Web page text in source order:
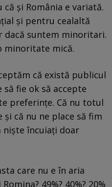
și România e variată.
și pentru cealaltă
dacă suntem minoritari.
minoritate mică.
că există publicul
fie ok să accepte
preferințe. Că nu totul
că nu ne place să fim
încuiați doar
care nu e în aria
49%? 40%? 20%